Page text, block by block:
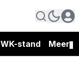
WK-stand Meer